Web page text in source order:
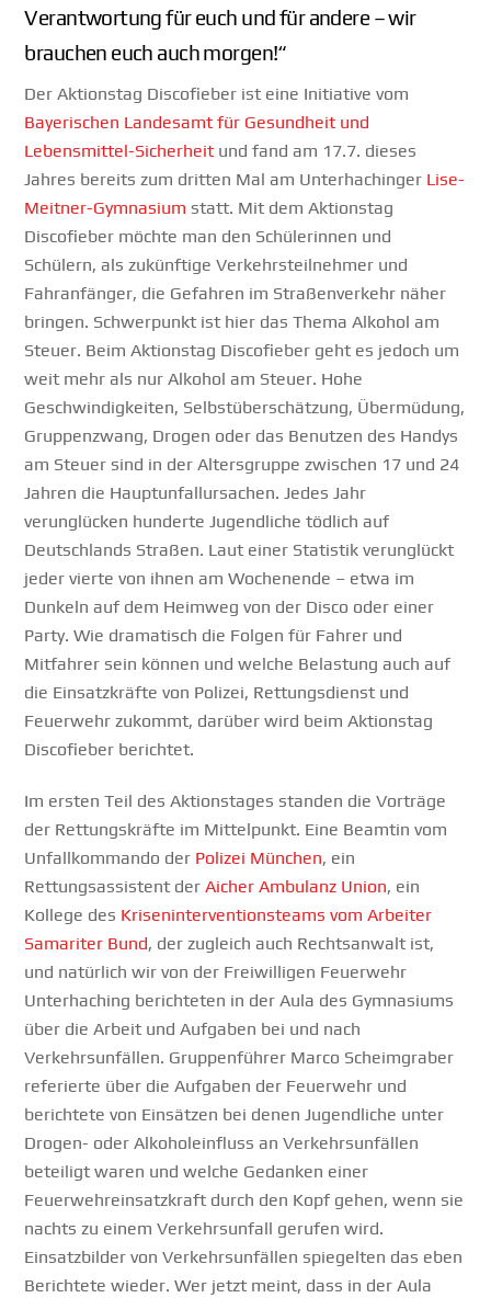
Verantwortung für euch und für andere – wir
brauchen euch auch morgen!“
Der Aktionstag Discofieber ist eine Initiative vom
Bayerischen Landesamt für Gesundheit und
Lebensmittel-Sicherheit und fand am 17.7. dieses
Jahres bereits zum dritten Mal am Unterhachinger Lise-
Meitner-Gymnasium statt. Mit dem Aktionstag
Discofieber möchte man den Schülerinnen und
Schülern, als zukünftige Verkehrsteilnehmer und
Fahranfänger, die Gefahren im Straßenverkehr näher
bringen. Schwerpunkt ist hier das Thema Alkohol am
Steuer. Beim Aktionstag Discofieber geht es jedoch um
weit mehr als nur Alkohol am Steuer. Hohe
Geschwindigkeiten, Selbstüberschätzung, Übermüdung,
Gruppenzwang, Drogen oder das Benutzen des Handys
am Steuer sind in der Altersgruppe zwischen 17 und 24
Jahren die Hauptunfallursachen. Jedes Jahr
verunglücken hunderte Jugendliche tödlich auf
Deutschlands Straßen. Laut einer Statistik verunglückt
jeder vierte von ihnen am Wochenende – etwa im
Dunkeln auf dem Heimweg von der Disco oder einer
Party. Wie dramatisch die Folgen für Fahrer und
Mitfahrer sein können und welche Belastung auch auf
die Einsatzkräfte von Polizei, Rettungsdienst und
Feuerwehr zukommt, darüber wird beim Aktionstag
Discofieber berichtet.
Im ersten Teil des Aktionstages standen die Vorträge
der Rettungskräfte im Mittelpunkt. Eine Beamtin vom
Unfallkommando der Polizei München, ein
Rettungsassistent derAicher Ambulanz Union, ein
Kollege des Kriseninterventionsteams vom Arbeiter
Samariter Bund, der zugleich auch Rechtsanwalt ist,
und natürlich wir von der Freiwilligen Feuerwehr
Unterhaching berichteten in der Aula des Gymnasiums
über die Arbeit und Aufgaben bei und nach
Verkehrsunfällen. Gruppenführer Marco Scheimgraber
referierte über die Aufgaben der Feuerwehr und
berichtete von Einsätzen bei denen Jugendliche unter
Drogen- oder Alkoholeinfluss an Verkehrsunfällen
beteiligt waren und welche Gedanken einer
Feuerwehreinsatzkraft durch den Kopf gehen, wenn sie
nachts zu einem Verkehrsunfall gerufen wird.
Einsatzbilder von Verkehrsunfällen spiegelten das eben
Berichtete wieder. Wer jetzt meint, dass in der Aula